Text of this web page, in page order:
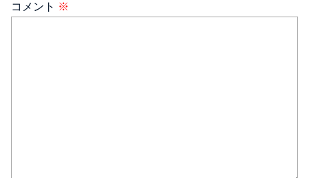
コメント ※